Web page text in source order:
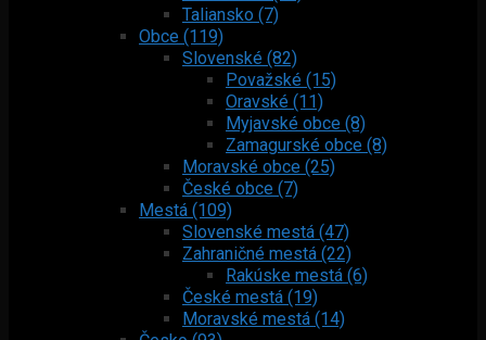
Taliansko (7)
Obce (119)
Slovenské (82)
Považské (15)
Oravské (11)
Myjavské obce (8)
Zamagurské obce (8)
Moravské obce (25)
České obce (7)
Mestá (109)
Slovenské mestá (47)
Zahraničné mestá (22)
Rakúske mestá (6)
České mestá (19)
Moravské mestá (14)